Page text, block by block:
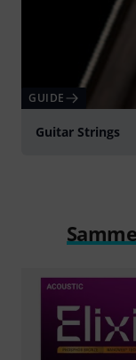
GUIDE
Guitar Strings